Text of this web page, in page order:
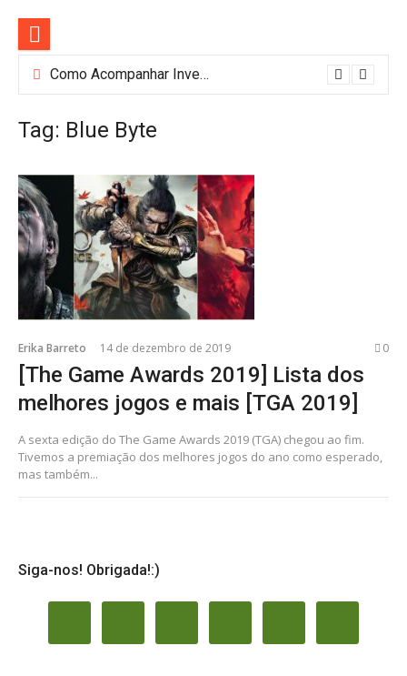
conteúdo
Como Acompanhar Investimentos de Forma Simples: Conheça o Investidor 10
[Filmes] Lançamentos de agosto no Adrenalina Pura+ trazem ação e suspense
Tag: Blue Byte
Erika Barreto 14 de dezembro de 2019 0
[The Game Awards 2019] Lista dos
melhores jogos e mais [TGA 2019]
A sexta edição do The Game Awards 2019 (TGA) chegou ao fim.
Tivemos a premiação dos melhores jogos do ano como esperado,
mas também...
Siga-nos! Obrigada!:)